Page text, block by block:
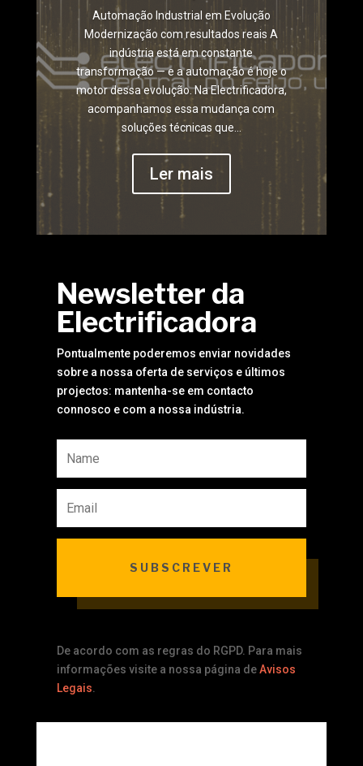
Automação Industrial em Evolução
Modernização com resultados reais A
indústria está em constante
transformação — e a automação é hoje o
motor dessa evolução. Na Electrificadora,
acompanhamos essa mudança com
soluções técnicas que...
Ler mais
Newsletter da
Electrificadora
Pontualmente poderemos enviar novidades
sobre a nossa oferta de serviços e últimos
projectos: mantenha-se em contacto
connosco e com a nossa indústria.
SUBSCREVER
De acordo com as regras do RGPD. Para mais
informações visite a nossa página deAvisos
Legais.